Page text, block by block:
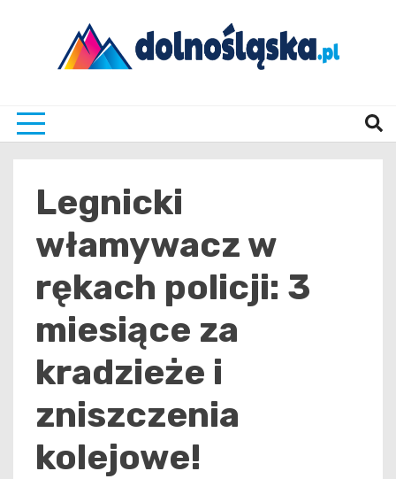
Legnicki
włamywacz w
rękach policji: 3
miesiące za
kradzieże i
zniszczenia
kolejowe!